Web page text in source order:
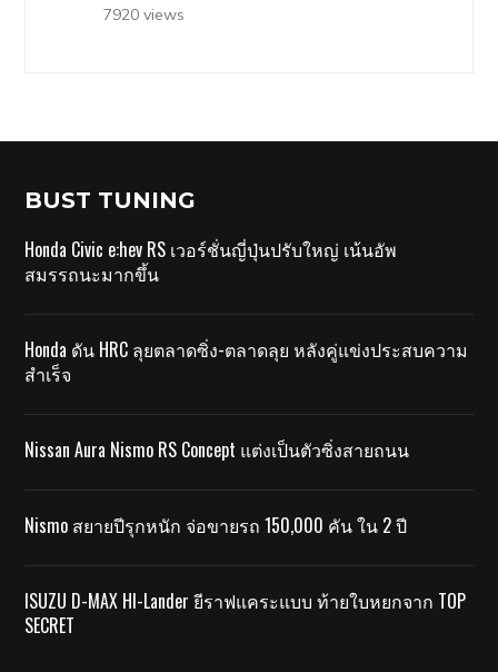
7920 views
BUST TUNING
Honda Civic e:hev RS เวอร์ชั่นญี่ปุ่นปรับใหญ่ เน้นอัพ
สมรรถนะมากขึ้น
Honda ดัน HRC ลุยตลาดซิ่ง-ตลาดลุย หลังคู่แข่งประสบความ
สำเร็จ
Nissan Aura Nismo RS Concept แต่งเป็นตัวซิ่งสายถนน
Nismo สยายปีรุกหนัก จ่อขายรถ 150,000 คัน ใน 2 ปี
ISUZU D-MAX HI-Lander ยีราฟแคระแบบ ท้ายใบหยกจาก TOP
SECRET